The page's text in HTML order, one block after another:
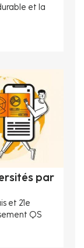
et la
par
et 21e
QS